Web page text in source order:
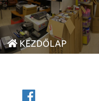
KEZDŐLAP